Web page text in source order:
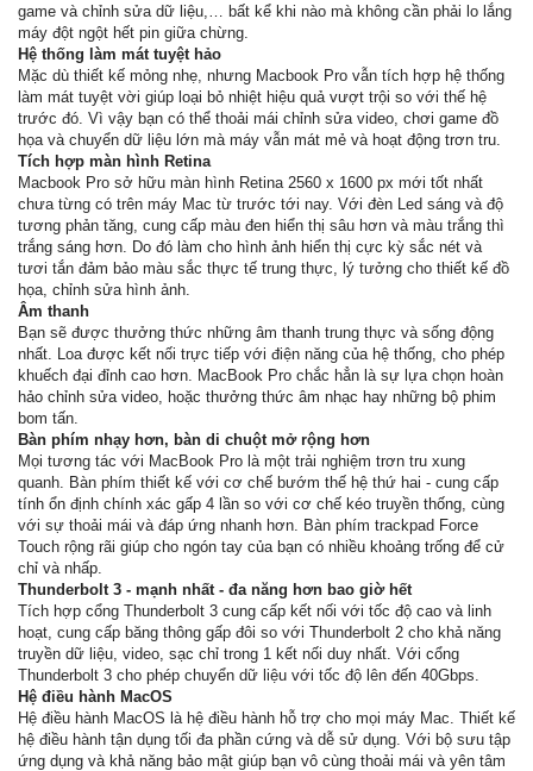
game và chỉnh sửa dữ liệu,… bất kể khi nào mà không cần phải lo lắng
máy đột ngột hết pin giữa chừng.
Hệ thống làm mát tuyệt hảo
Mặc dù thiết kế mỏng nhẹ, nhưng Macbook Pro vẫn tích hợp hệ thống
làm mát tuyệt vời giúp loại bỏ nhiệt hiệu quả vượt trội so với thế hệ
trước đó. Vì vậy bạn có thể thoải mái chỉnh sửa video, chơi game đồ
họa và chuyển dữ liệu lớn mà máy vẫn mát mẻ và hoạt động trơn tru.
Tích hợp màn hình Retina
Macbook Pro sở hữu màn hình Retina 2560 x 1600 px mới tốt nhất
chưa từng có trên máy Mac từ trước tới nay. Với đèn Led sáng và độ
tương phản tăng, cung cấp màu đen hiển thị sâu hơn và màu trắng thì
trắng sáng hơn. Do đó làm cho hình ảnh hiển thị cực kỳ sắc nét và
tươi tắn đảm bảo màu sắc thực tế trung thực, lý tưởng cho thiết kế đồ
họa, chỉnh sửa hình ảnh.
Âm thanh
Bạn sẽ được thưởng thức những âm thanh trung thực và sống động
nhất. Loa được kết nối trực tiếp với điện năng của hệ thống, cho phép
khuếch đại đỉnh cao hơn. MacBook Pro chắc hẳn là sự lựa chọn hoàn
hảo chỉnh sửa video, hoặc thưởng thức âm nhạc hay những bộ phim
bom tấn.
Bàn phím nhạy hơn, bàn di chuột mở rộng hơn
Mọi tương tác với MacBook Pro là một trải nghiệm trơn tru xung
quanh. Bàn phím thiết kế với cơ chế bướm thế hệ thứ hai - cung cấp
tính ổn định chính xác gấp 4 lần so với cơ chế kéo truyền thống, cùng
với sự thoải mái và đáp ứng nhanh hơn. Bàn phím trackpad Force
Touch rộng rãi giúp cho ngón tay của bạn có nhiều khoảng trống để cử
chỉ và nhấp.
Thunderbolt 3 - mạnh nhất - đa năng hơn bao giờ hết
Tích hợp cổng Thunderbolt 3 cung cấp kết nối với tốc độ cao và linh
hoạt, cung cấp băng thông gấp đôi so với Thunderbolt 2 cho khả năng
truyền dữ liệu, video, sạc chỉ trong 1 kết nối duy nhất. Với cổng
Thunderbolt 3 cho phép chuyển dữ liệu với tốc độ lên đến 40Gbps.
Hệ điều hành MacOS
Hệ điều hành MacOS là hệ điều hành hỗ trợ cho mọi máy Mac. Thiết kế
hệ điều hành tận dụng tối đa phần cứng và dễ sử dụng. Với bộ sưu tập
ứng dụng và khả năng bảo mật giúp bạn vô cùng thoải mái và yên tâm